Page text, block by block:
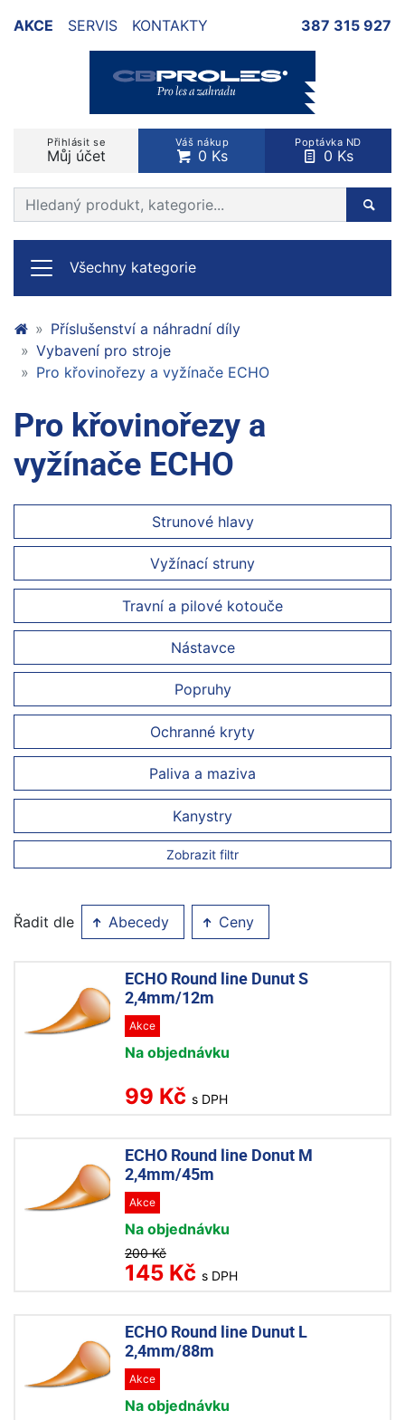
AKCE SERVIS KONTAKTY 387 315 927
Přihlásit se
Můj účet
Váš nákup
0 Ks
Poptávka ND
0 Ks
Prohledat web
Všechny kategorie
Příslušenství a náhradní díly
Vybavení pro stroje
Pro křovinořezy a vyžínače ECHO
Pro křovinořezy a
vyžínače ECHO
Strunové hlavy
Vyžínací struny
Travní a pilové kotouče
Nástavce
Popruhy
Ochranné kryty
Paliva a maziva
Kanystry
Zobrazit filtr
Řadit dle Abecedy Ceny
ECHO Round line Dunut S
2,4mm/12m
Akce
Na objednávku
99 Kč s DPH
ECHO Round line Donut M
2,4mm/45m
Akce
Na objednávku
200 Kč
145 Kč s DPH
ECHO Round line Dunut L
2,4mm/88m
Akce
Na objednávku